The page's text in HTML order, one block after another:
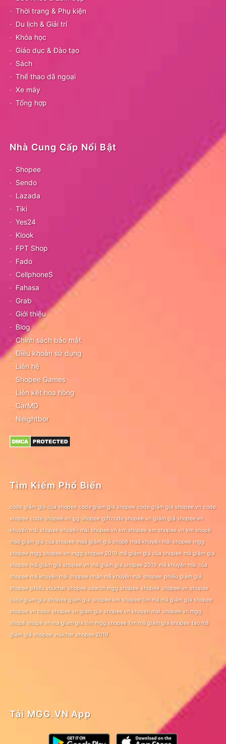
Thời trang & Phụ kiện
Du lịch & Giải trí
Khóa học
Giáo dục & Đào tạo
Sách
Thể thao dã ngoại
Xe máy
Tổng hợp
Nhà Cung Cấp Nổi Bật
Shopee
Sendo
Lazada
Tiki
Yes24
Klook
FPT Shop
Fado
CellphoneS
Fahasa
Grab
Giới thiệu
Blog
Chính sách bảo mật
Điều khoản sử dụng
Liên hệ
Shopee Games
Liên kết hoa hồng
CarMD
Neightbor
Tìm Kiếm Phổ Biến
code giảm giá của shopee code giảm giá shopee code giảm giá shopee.vn code
shopee code shopee.vn gg shopee giftcode shopee.vn giảm giá shopee.vn
khuyến mãi shopee khuyến mãi shopee.vn km shopee km shopee vn km shopê
maã giảm giá của shopee maã giảm giá shopê maã khuyến mãi shopee mgg
shopee mgg shopee.vn mgg shopee 2019 mã giảm giá của shopee mã giảm giá
shopee mã giảm giá shopee.vn mã giảm giá shopee 2019 mã khuyến mãi của
shopee mã khuyến mãi shopee nhận mã khuyến mãi shopee phiếu giảm giá
shopee phiếu voucher shopee search mgg shopee shopee shopee.vn shopee
code giam gia shopee giam gia shopee km shopee tìm mã mã giảm giá shopee
shopee vn code shopee vn giam gia shopee vn khuyen mai shopee vn mgg
shopê shopê vn ma giam gia tìm mgg shopee tìm mã giảm giá shopee tạo mã
giảm giá shopee voucher shopee 2019
Tải MGG.VN App